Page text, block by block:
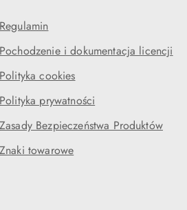
Regulamin
Pochodzenie i dokumentacja licencji
Polityka cookies
Polityka prywatności
Zasady Bezpieczeństwa Produktów
Znaki towarowe